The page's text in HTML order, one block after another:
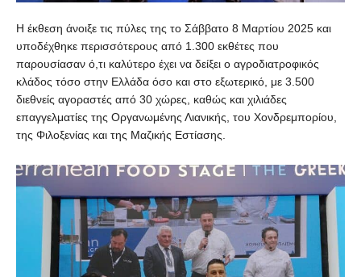
Η έκθεση άνοιξε τις πύλες της το Σάββατο 8 Μαρτίου 2025 και
υποδέχθηκε περισσότερους από 1.300 εκθέτες που
παρουσίασαν ό,τι καλύτερο έχει να δείξει ο αγροδιατροφικός
κλάδος τόσο στην Ελλάδα όσο και στο εξωτερικό, με 3.500
διεθνείς αγοραστές από 30 χώρες, καθώς και χιλιάδες
επαγγελματίες της Οργανωμένης Λιανικής, του Χονδρεμπορίου,
της Φιλοξενίας και της Μαζικής Εστίασης.